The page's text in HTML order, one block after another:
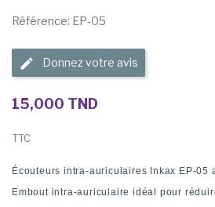
Référence: EP-05
Donnez votre avis
15,000 TND
TTC
Écouteurs intra-auriculaires Inkax EP-05
Embout intra-auriculaire idéal pour